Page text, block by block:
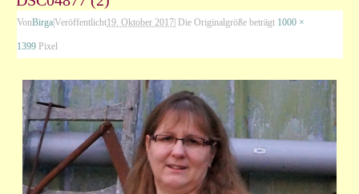
VonBirga|Veröffentlicht19. Oktober 2017 Die Originalgröße beträgt 1000 ×
1399 Pixel